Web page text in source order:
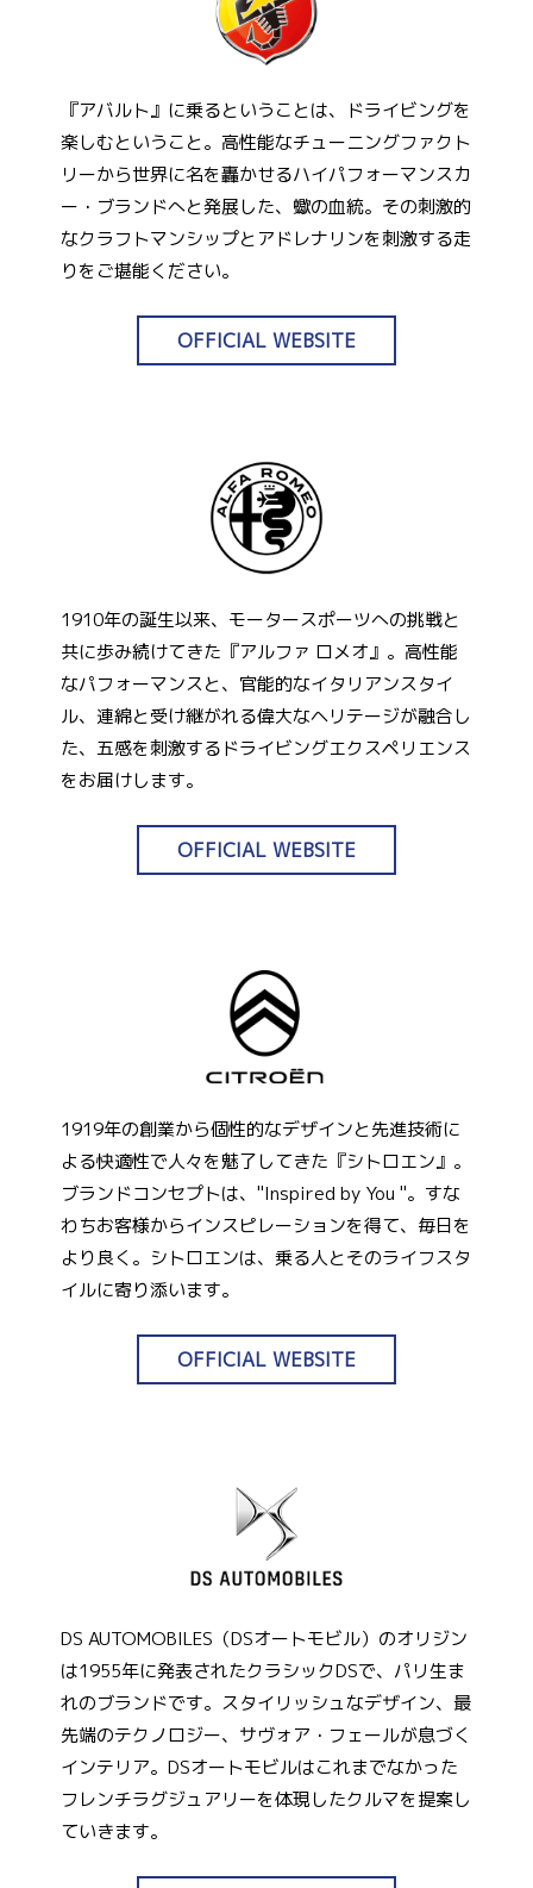
『アバルト』に乗るということは、ドライビングを
楽しむということ。高性能なチューニングファクト
リーから世界に名を轟かせるハイパフォーマンスカ
ー・ブランドへと発展した、蠍の血統。その刺激的
なクラフトマンシップとアドレナリンを刺激する走
りをご堪能ください。
OFFICIAL WEBSITE
1910年の誕生以来、モータースポーツへの挑戦と
共に歩み続けてきた『アルファ ロメオ』。高性能
なパフォーマンスと、官能的なイタリアンスタイ
ル、連綿と受け継がれる偉大なヘリテージが融合し
た、五感を刺激するドライビングエクスペリエンス
をお届けします。
OFFICIAL WEBSITE
1919年の創業から個性的なデザインと先進技術に
よる快適性で人々を魅了してきた『シトロエン』。
ブランドコンセプトは、"Inspired by You "。すな
わちお客様からインスピレーションを得て、毎日を
より良く。シトロエンは、乗る人とそのライフスタ
イルに寄り添います。
OFFICIAL WEBSITE
DS AUTOMOBILES（DSオートモビル）のオリジン
は1955年に発表されたクラシックDSで、パリ生ま
れのブランドです。スタイリッシュなデザイン、最
先端のテクノロジー、サヴォア・フェールが息づく
インテリア。DSオートモビルはこれまでなかった
フレンチラグジュアリーを体現したクルマを提案し
ていきます。